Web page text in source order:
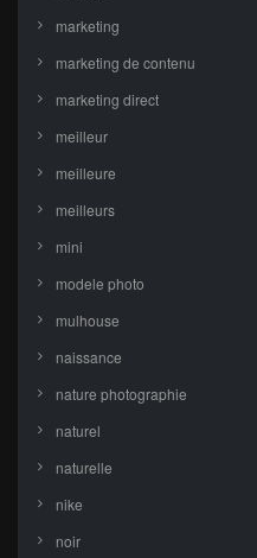
marketing
marketing de contenu
marketing direct
meilleur
meilleure
meilleurs
mini
modele photo
mulhouse
naissance
nature photographie
naturel
naturelle
nike
noir